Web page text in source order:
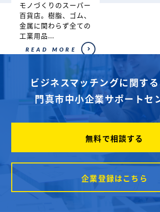
モノづくりのスーパー
百貨店。樹脂、ゴム、
金属に関わらず全ての
工業用品...
READ MORE
ビジネスマッチングに関す
門真市中小企業サポートセ
無料で相談する
企業登録はこちら